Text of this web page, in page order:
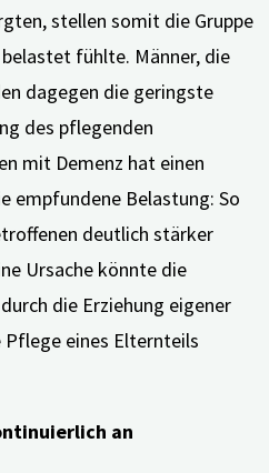
stellen somit die Gruppe
fühlte. Männer, die
dagegen die geringste
des pflegenden
mit Demenz hat einen
empfundene Belastung: So
deutlich stärker
Ursache könnte die
die Erziehung eigener
Pflege eines Elternteils
an